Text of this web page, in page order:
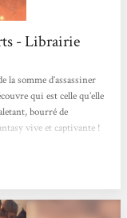
- Librairie
somme d’assassiner
qui est celle qu’elle
bourré de
vive et captivante !